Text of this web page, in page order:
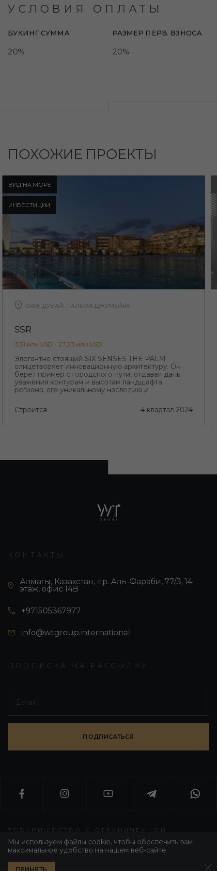
УСЛОВИЯ ОПЛАТЫ
БУКИНГ СУММА
20%
РАЗМЕР ПЕРВ. ВЗНОСА
20%
ПОХОЖИЕ ПРОЕКТЫ
ВИД НА МОРЕ
ИНВЕСТИЦИИ
ОАЭ, ДУБАЙ, ПАЛЬМА ДЖУМЕЙРА
SSR
3,51 млн USD - 27,23 млн USD
Элегантно стоящий SIX SENSES THE PALM
олицетворяет инновационную архитектуру. Он
берет пример с городского пути, отдавая дань
уважения контурам и высотам ландшафта
региона, его уникальному наследию и
прогресса.
Строится 4 квартал 2024
КОНТАКТЫ
Алматы, Казахстан, пр. Аль-Фараби, 77/3, 14
этаж, офис 14В
+971505367977
info@wtgroup.international
ПОДПИСКА НА РАССЫЛКУ
ПОДПИСАТЬСЯ
ТОВАРИЩЕСТВО С ОГРАНИЧЕННОЙ
ОТВЕТСТВЕННОСТЬЮ «WORLD T GROUP»
WT GROUP ALL RIGHT RESERVED 2026
Мы используем файлы cookie, чтобы обеспечить вам
максимальное удобство на нашем веб-сайте.
ПРИНЯТЬ